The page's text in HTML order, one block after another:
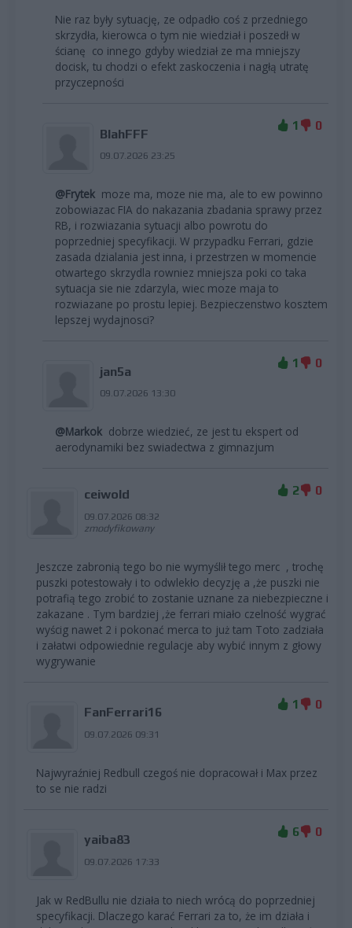
Nie raz były sytuację, ze odpadło coś z przedniego
skrzydła, kierowca o tym nie wiedział i poszedł w
ścianę co innego gdyby wiedział ze ma mniejszy
docisk, tu chodzi o efekt zaskoczenia i nagłą utratę
przyczepności
BlahFFF
09.07.2026 23:25
1 0
@Frytek moze ma, moze nie ma, ale to ew powinno
zobowiazac FIA do nakazania zbadania sprawy przez
RB, i rozwiazania sytuacji albo powrotu do
poprzedniej specyfikacji. W przypadku Ferrari, gdzie
zasada dzialania jest inna, i przestrzen w momencie
otwartego skrzydla rowniez mniejsza poki co taka
sytuacja sie nie zdarzyla, wiec moze maja to
rozwiazane po prostu lepiej. Bezpieczenstwo kosztem
lepszej wydajnosci?
jan5a
09.07.2026 13:30
1 0
@Markok dobrze wiedzieć, ze jest tu ekspert od
aerodynamiki bez swiadectwa z gimnazjum
ceiwold
09.07.2026 08:32
zmodyfikowany
2 0
Jeszcze zabronią tego bo nie wymyślił tego merc , trochę
puszki potestowały i to odwlekło decyzję a ,że puszki nie
potrafią tego zrobić to zostanie uznane za niebezpieczne i
zakazane . Tym bardziej ,że ferrari miało czelność wygrać
wyścig nawet 2 i pokonać merca to już tam Toto zadziała
i załatwi odpowiednie regulacje aby wybić innym z głowy
wygrywanie
FanFerrari16
09.07.2026 09:31
1 0
Najwyraźniej Redbull czegoś nie dopracował i Max przez
to se nie radzi
yaiba83
09.07.2026 17:33
6 0
Jak w RedBullu nie działa to niech wrócą do poprzedniej
specyfikacji. Dlaczego karać Ferrari za to, że im działa i